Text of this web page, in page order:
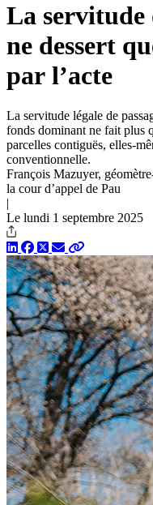
La servitude
ne dessert
par l’acte
La servitude légale de
fonds dominant ne fait plus
parcelles contiguës, elles-
conventionnelle.
François Mazuyer,
la cour d’appel de Pau
|
Le lundi 1 septembre 2025